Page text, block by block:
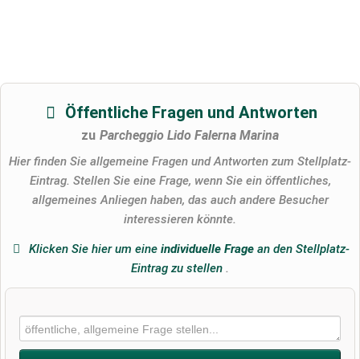
Öffentliche Fragen und Antworten
zu Parcheggio Lido Falerna Marina
Hier finden Sie allgemeine Fragen und Antworten zum Stellplatz-
Eintrag. Stellen Sie eine Frage, wenn Sie ein öffentliches,
allgemeines Anliegen haben, das auch andere Besucher
interessieren könnte.
Klicken Sie hier um eineindividuelle Frage an den Stellplatz-
Eintrag zu stellen .